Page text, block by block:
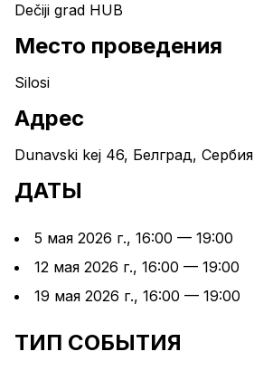
Dečiji grad HUB
Место проведения
Silosi
Адрес
Dunavski kej 46, Белград, Сербия
ДАТЫ
5 мая 2026 г., 16:00 — 19:00
12 мая 2026 г., 16:00 — 19:00
19 мая 2026 г., 16:00 — 19:00
ТИП СОБЫТИЯ